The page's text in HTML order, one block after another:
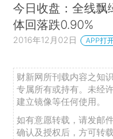
今日收盘：全线飘
体回落跌0.90%
2016年12月02日 APP打
财新网所刊载内容之知
专属所有或持有。未经
建立镜像等任何使用。
如有意愿转载，请发邮
确认及授权后，方可转载